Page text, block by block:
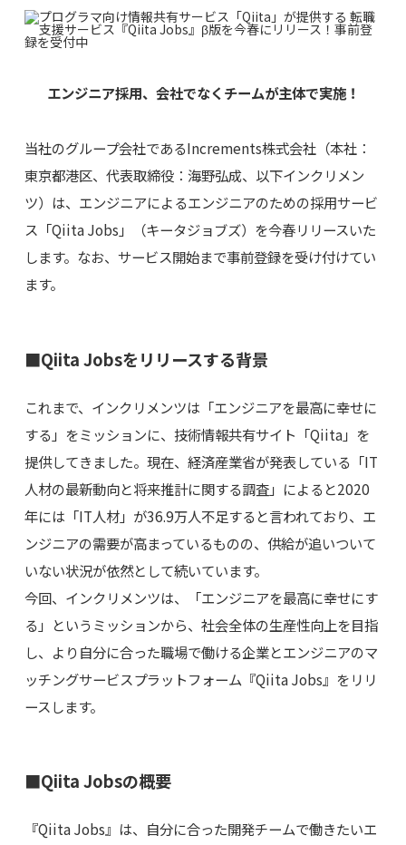
エンジニア採用、会社でなくチームが主体で実施！
当社のグループ会社であるIncrements株式会社（本社：
東京都港区、代表取締役：海野弘成、以下インクリメン
ツ）は、エンジニアによるエンジニアのための採用サービ
ス「Qiita Jobs」（キータジョブズ）を今春リリースいた
します。なお、サービス開始まで事前登録を受け付けてい
ます。
■Qiita Jobsをリリースする背景
これまで、インクリメンツは「エンジニアを最高に幸せに
する」をミッションに、技術情報共有サイト「Qiita」を
提供してきました。現在、経済産業省が発表している「IT
人材の最新動向と将来推計に関する調査」によると2020
年には「IT人材」が36.9万人不足すると言われており、エ
ンジニアの需要が高まっているものの、供給が追いついて
いない状況が依然として続いています。
今回、インクリメンツは、「エンジニアを最高に幸せにす
る」というミッションから、社会全体の生産性向上を目指
し、より自分に合った職場で働ける企業とエンジニアのマ
ッチングサービスプラットフォーム『Qiita Jobs』をリリ
ースします。
■Qiita Jobsの概要
『Qiita Jobs』は、自分に合った開発チームで働きたいエ